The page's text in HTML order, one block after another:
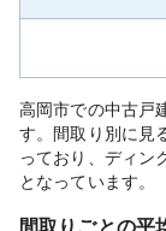
高岡市での中古戸
す。間取り別に見
っており、ディン
となっています。
間取りごとの平